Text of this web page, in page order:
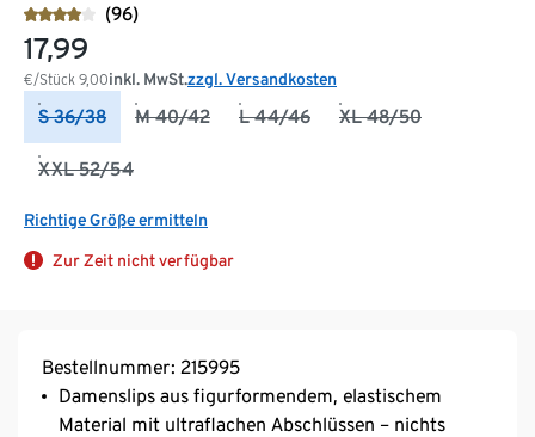
(96)
17,99
€/Stück 9,00inkl. MwSt.zzgl. Versandkosten
S 36/38 M 40/42 L 44/46 XL 48/50
XXL 52/54
Richtige Größe ermitteln
Zur Zeit nicht verfügbar
Bestellnummer: 215995
Damenslips aus figurformendem, elastischem
Material mit ultraflachen Abschlüssen – nichts